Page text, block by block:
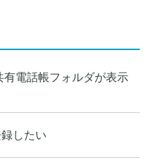
電話帳フォルダが表示
したい